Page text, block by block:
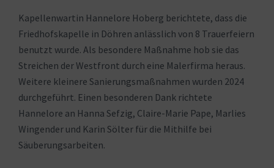
Kapellenwartin Hannelore Hoberg berichtete, dass die
Friedhofskapelle in Döhren anlässlich von 8 Trauerfeiern
benutzt wurde. Als besondere Maßnahme hob sie das
Streichen der Westfront durch eine Malerfirma heraus.
Weitere kleinere Sanierungsmaßnahmen wurden 2024
durchgeführt. Einen besonderen Dank richtete
Hannelore an Hanna Sefzig, Claire-Marie Pape, Marlies
Wingender und Karin Sölter für die Mithilfe bei
Säuberungsarbeiten.